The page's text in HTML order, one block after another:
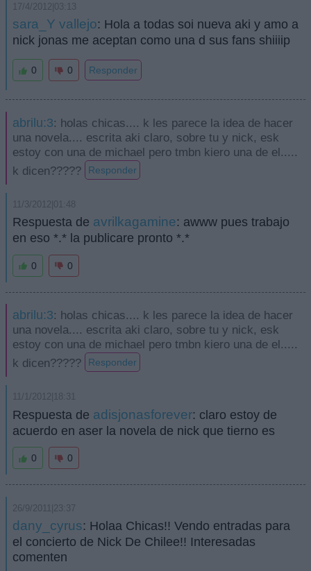
17/4/2012|03:13
sara_Y vallejo: Hola a todas soi nueva aki y amo a
nick jonas me aceptan como una d sus fans shiiiip
0 0 Responder
abrilu:3: holas chicas.... k les parece la idea de hacer
una novela.... escrita aki claro, sobre tu y nick, esk
estoy con una de michael pero tmbn kiero una de el.....
k dicen?????
Responder
11/3/2012|01:48
Respuesta de avrilkagamine: awww pues trabajo
en eso *.* la publicare pronto *.*
0 0
abrilu:3: holas chicas.... k les parece la idea de hacer
una novela.... escrita aki claro, sobre tu y nick, esk
estoy con una de michael pero tmbn kiero una de el.....
k dicen?????
Responder
11/1/2012|18:31
Respuesta de adisjonasforever: claro estoy de
acuerdo en aser la novela de nick que tierno es
0 0
26/9/2011|23:37
dany_cyrus: Holaa Chicas!! Vendo entradas para
el concierto de Nick De Chilee!! Interesadas
comenten